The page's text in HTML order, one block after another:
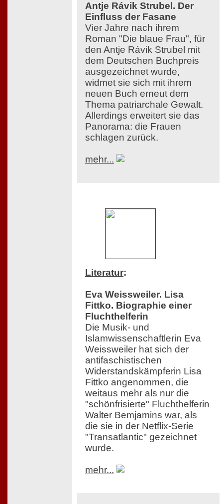
Antje Rávik Strubel. Der
Einfluss der Fasane
Vier Jahre nach ihrem
Roman "Die blaue Frau", für
den Antje Rávik Strubel mit
dem Deutschen Buchpreis
ausgezeichnet wurde,
widmet sie sich mit ihrem
neuen Buch erneut dem
Thema patriarchale Gewalt.
Allerdings erweitert sie das
Panorama: die Frauen
schlagen zurück.
mehr...
Literatur:
Eva Weissweiler. Lisa
Fittko. Biographie einer
Fluchthelferin
Die Musik- und
Islamwissenschaftlerin Eva
Weissweiler hat sich der
antifaschistischen
Widerstandskämpferin Lisa
Fittko angenommen, die
weitaus mehr als nur die
"schönfrisierte" Fluchthelferin
Walter Bemjamins war, als
die sie in der Netflix-Serie
"Transatlantic" gezeichnet
wurde.
mehr...